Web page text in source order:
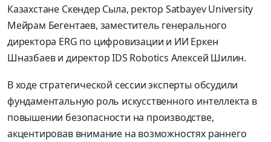
Казахстане Скендер Сыла, ректор Satbayev University
Мейрам Бегентаев, заместитель генерального
директора ERG по цифровизации и ИИ Еркен
Шназбаев и директор IDS Robotics Алексей Шилин.
В ходе стратегической сессии эксперты обсудили
фундаментальную роль искусственного интеллекта в
повышении безопасности на производстве,
акцентировав внимание на возможностях раннего